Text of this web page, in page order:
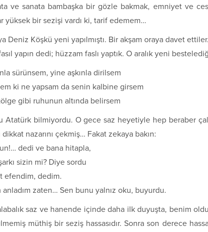
ve sanata bambaşka bir gözle bakmak, emniyet ve
yüksek bir sezişi vardı ki, tarif edemem…
Deniz Köşkü yeni yapılmıştı. Bir akşam oraya davet
yapın dedi; hüzzam faslı yaptık. O aralık yeni
sürünsem, yine aşkınla dirilsem
ki ne yapsam da senin kalbine girsem
gibi ruhunun altında belirsem
Atatürk bilmiyordu. O gece saz heyetiyle hep beraber
dikkat nazarını çekmiş… Fakat zekaya bakın:
dedi ve bana hitapla,
sizin mi? Diye sordu
efendim, dedim.
anladım zaten… Sen bunu yalnız oku, buyurdu.
saz ve hanende içinde daha ilk duyuşta, benim
müthiş bir seziş hassasıdır. Sonra son derece